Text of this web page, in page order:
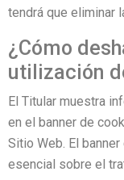
tendrá que eliminar
¿Cómo
utilización
El Titular muestra
en el banner de
Sitio Web. El
esencial sobre el